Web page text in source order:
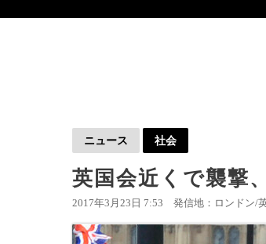
ニュース 社会
英国会近くで襲撃
2017年3月23日 7:53 発信地：ロンドン/